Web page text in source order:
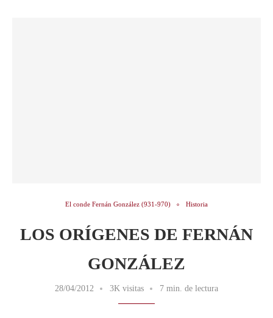
El conde Fernán González (931-970) Historia
LOS ORÍGENES DE FERNÁN
GONZÁLEZ
28/04/2012 3K visitas 7 min. de lectura